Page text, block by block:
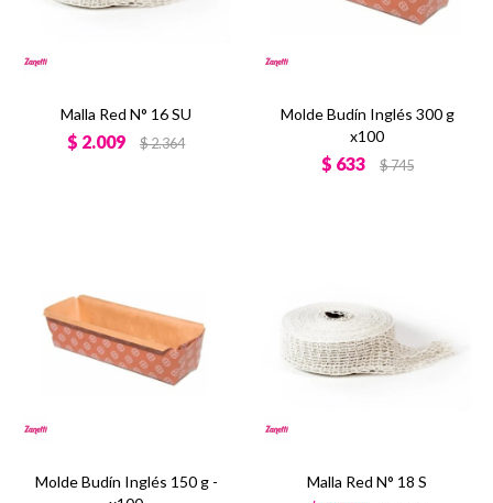
Malla Red N° 16 SU
$ 2.009 $2.364
Molde Budín Inglés 300 g
x100
$ 633 $745
Molde Budín Inglés 150 g -
Malla Red N° 18 S